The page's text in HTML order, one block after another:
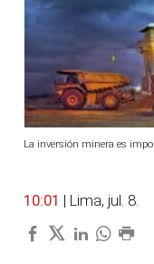
La inversión minera es
10:01 | Lima, jul. 8.